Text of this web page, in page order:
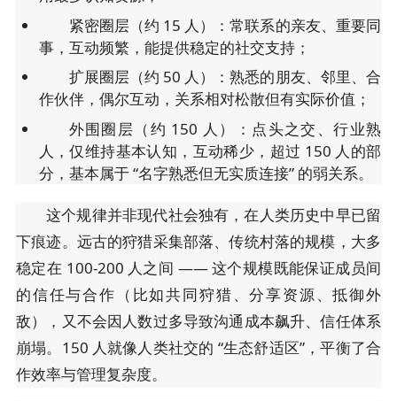
紧密圈层（约 15 人）：常联系的亲友、重要同
事，互动频繁，能提供稳定的社交支持；
扩展圈层（约 50 人）：熟悉的朋友、邻里、合
作伙伴，偶尔互动，关系相对松散但有实际价值；
外围圈层（约 150 人）：点头之交、行业熟
人，仅维持基本认知，互动稀少，超过 150 人的部
分，基本属于 “名字熟悉但无实质连接” 的弱关系。
这个规律并非现代社会独有，在人类历史中早已留
下痕迹。远古的狩猎采集部落、传统村落的规模，大多
稳定在 100-200 人之间 —— 这个规模既能保证成员间
的信任与合作（比如共同狩猎、分享资源、抵御外
敌），又不会因人数过多导致沟通成本飙升、信任体系
崩塌。150 人就像人类社交的 “生态舒适区”，平衡了合
作效率与管理复杂度。